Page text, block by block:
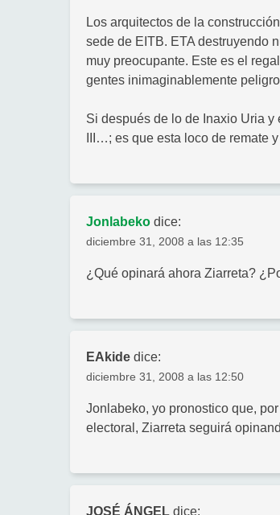
Los arquitectos de la
sede de EITB. ETA destruyendo
muy preocupante. Este es el
gentes inimaginablemente
Si después de lo de Inaxio Uria
III…; es que esta loco de remate
Jonlabeko dice:
diciembre 31, 2008 a las 12:35
¿Qué opinará ahora Ziarreta?
EAkide dice:
diciembre 31, 2008 a las 12:50
Jonlabeko, yo pronostico que,
electoral, Ziarreta seguirá
JOSÉ ÁNGEL dice: